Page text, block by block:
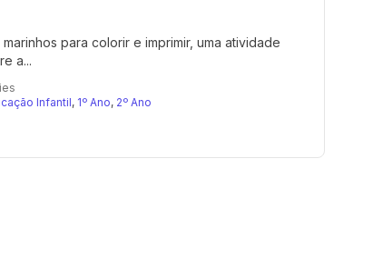
para colorir e imprimir, uma atividade
a...
Infantil, 1º Ano, 2º Ano